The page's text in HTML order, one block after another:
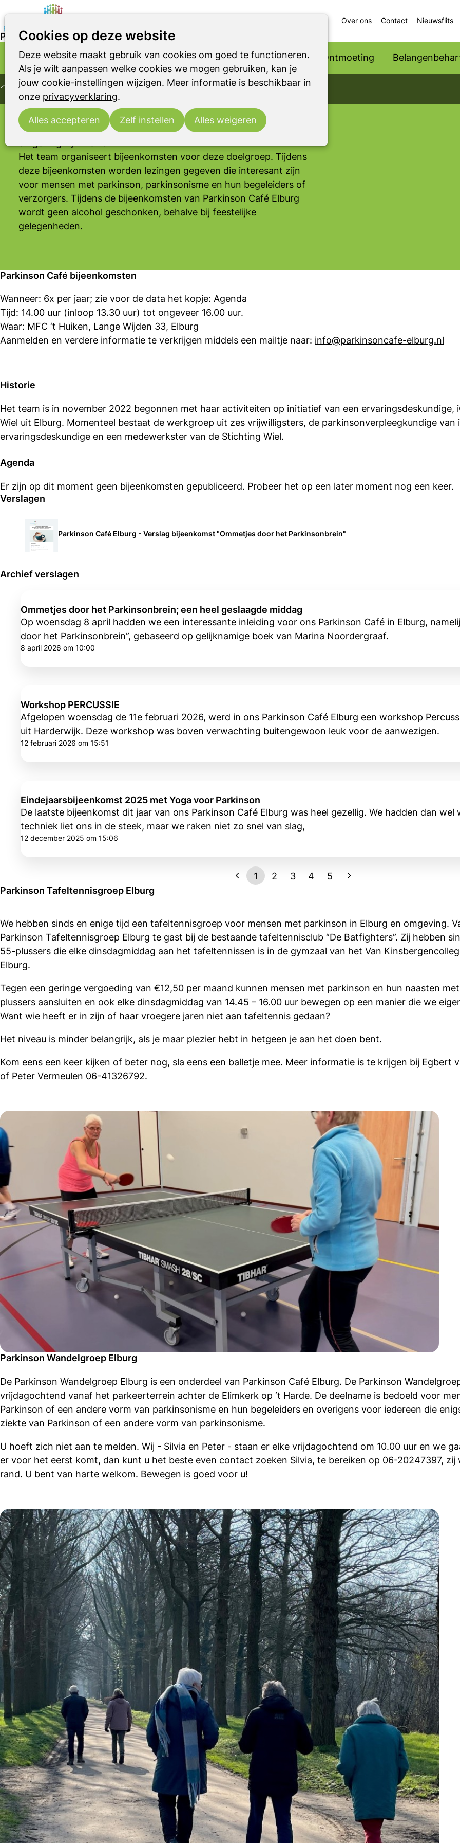
Cookies op deze website
Deze website maakt gebruik van cookies om goed te functioneren.
Als je wilt aanpassen welke cookies we mogen gebruiken, kan je
jouw cookie-instellingen wijzigen. Meer informatie is beschikbaar in
onze privacyverklaring.
Alles accepteren Zelf instellen Alles weigeren
Home
Parkinson Parkinsonismen RBD Ondersteuning Ontmoeting
Over ons Contact Nieuwsflits
Ontmoeting Parkinson Cafés Parkinson Café Elburg
Parkinson Café Elburg
PARKINSON CAFÉ
Elburg
De website van Parkinson Café Elburg is bedoeld voor mensen met
de ziekte van Parkinson, parkinsonisme en voor iedereen die
daarbij betrokken is. Ook andere belangstellenden uit Elburg en de
Het team organiseert bijeenkomsten voor deze doelgroep. Tijdens
deze bijeenkomsten worden lezingen gegeven die interesant zijn
voor mensen met parkinson, parkinsonisme en hun begeleiders of
verzorgers. Tijdens de bijeenkomsten van Parkinson Café Elburg
wordt geen alcohol geschonken, behalve bij feestelijke
gelegenheden.
Parkinson Café bijeenkomsten
Wanneer: 6x per jaar; zie voor de data het kopje: Agenda
Tijd: 14.00 uur (inloop 13.30 uur) tot ongeveer 16.00 uur.
Waar: MFC ‘t Huiken, Lange Wijden 33, Elburg
Aanmelden en verdere informatie te verkrijgen middels een mailtje naar: info@parkinsoncafe-elburg.nl
Historie
Het team is in november 2022 begonnen met haar activiteiten op initiatief van een ervaringsdeskundige,
Wiel uit Elburg. Momenteel bestaat de werkgroep uit zes vrijwilligsters, de parkinsonverpleegkundige van
ervaringsdeskundige en een medewerkster van de Stichting Wiel.
Agenda
Er zijn op dit moment geen bijeenkomsten gepubliceerd. Probeer het op een later moment nog een keer.
Verslagen
Parkinson Café Elburg - Verslag bijeenkomst "Ommetjes door het Parkinsonbrein"
Archief verslagen
Ommetjes door het Parkinsonbrein; een heel geslaagde middag
Op woensdag 8 april hadden we een interessante inleiding voor ons Parkinson Café in Elburg,
door het Parkinsonbrein”, gebaseerd op gelijknamige boek van Marina Noordergraaf.
8 april 2026 om 10:00
Workshop PERCUSSIE
Afgelopen woensdag de 11e februari 2026, werd in ons Parkinson Café Elburg een workshop
uit Harderwijk. Deze workshop was boven verwachting buitengewoon leuk voor de aanwezigen.
12 februari 2026 om 15:51
Eindejaarsbijeenkomst 2025 met Yoga voor Parkinson
De laatste bijeenkomst dit jaar van ons Parkinson Café Elburg was heel gezellig. We hadden dan
techniek liet ons in de steek, maar we raken niet zo snel van slag,
12 december 2025 om 15:06
1 2 3 4
5
Parkinson Tafeltennisgroep Elburg
We hebben sinds en enige tijd een tafeltennisgroep voor mensen met parkinson in Elburg en omgeving.
Parkinson Tafeltennisgroep Elburg te gast bij de bestaande tafeltennisclub “De Batfighters”. Zij hebben
55-plussers die elke dinsdagmiddag aan het tafeltennissen is in de gymzaal van het Van
Elburg.
Tegen een geringe vergoeding van €12,50 per maand kunnen mensen met parkinson en hun naasten
plussers aansluiten en ook elke dinsdagmiddag van 14.45 – 16.00 uur bewegen op een manier die we
Want wie heeft er in zijn of haar vroegere jaren niet aan tafeltennis gedaan?
Het niveau is minder belangrijk, als je maar plezier hebt in hetgeen je aan het doen bent.
Kom eens een keer kijken of beter nog, sla eens een balletje mee. Meer informatie is te krijgen bij
of Peter Vermeulen 06-41326792.
Parkinson Wandelgroep Elburg
De Parkinson Wandelgroep Elburg is een onderdeel van Parkinson Café Elburg. De Parkinson
vrijdagochtend vanaf het parkeerterrein achter de Elimkerk op ‘t Harde. De deelname is bedoeld voor
Parkinson of een andere vorm van parkinsonisme en hun begeleiders en overigens voor iedereen die
ziekte van Parkinson of een andere vorm van parkinsonisme.
U hoeft zich niet aan te melden. Wij - Silvia en Peter - staan er elke vrijdagochtend om 10.00 uur en we
er voor het eerst komt, dan kunt u het beste even contact zoeken Silvia, te bereiken op 06-20247397, zij
rand. U bent van harte welkom. Bewegen is goed voor u!